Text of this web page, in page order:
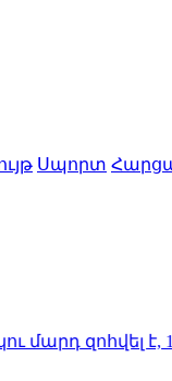
Սպորտ
է, 13-ը՝